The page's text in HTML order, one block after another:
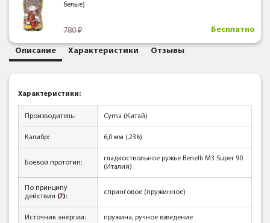
белые)
780 Бесплатно
Описание Характеристики Отзывы
Характеристики:
Производитель: Cyma (Китай)
Калибр: 6,0 мм (.236)
Боевой прототип:
гладкоствольное ружье Benelli M3 Super 90
(Италия)
По принципу
действия (?):
спринговое (пружинное)
Источник энергии: пружина, ручное взведение